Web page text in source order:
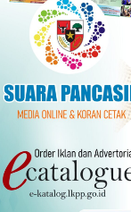
AI Di Era Digital